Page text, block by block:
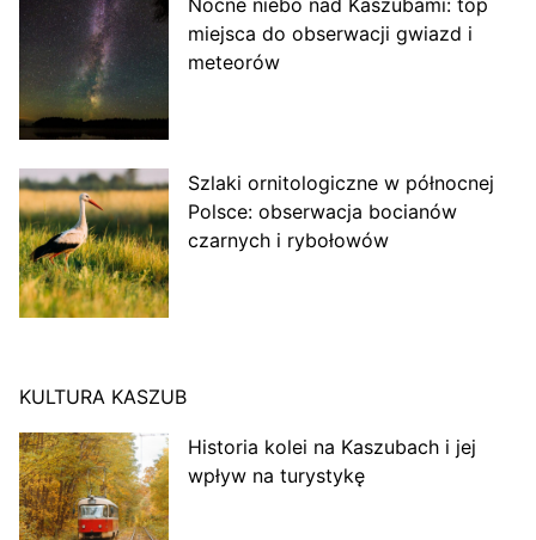
Nocne niebo nad Kaszubami: top
miejsca do obserwacji gwiazd i
meteorów
Szlaki ornitologiczne w północnej
Polsce: obserwacja bocianów
czarnych i rybołowów
KULTURA KASZUB
Historia kolei na Kaszubach i jej
wpływ na turystykę